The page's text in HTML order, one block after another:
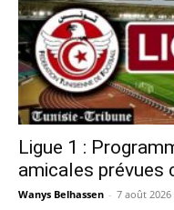
Ligue 1 :
amicales prévues
Wanys Belhassen - 7 août 2026